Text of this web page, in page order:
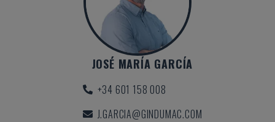
JOSÉ MARÍA GARCÍA
+34 601 158 008
J.GARCIA@GINDUMAC.COM